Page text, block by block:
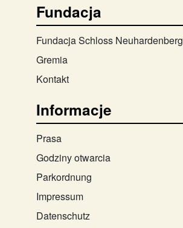
Fundacja
Fundacja Schloss Neuhardenberg
Gremia
Kontakt
Informacje
Prasa
Godziny otwarcia
Parkordnung
Impressum
Datenschutz